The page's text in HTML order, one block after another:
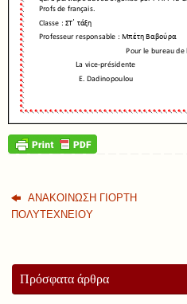
ΑΝΑΚΟΙΝΩΣΗ ΓΙΟΡΤΗ
ΠΟΛΥΤΕΧΝΕΙΟΥ
Πρόσφατα άρθρα